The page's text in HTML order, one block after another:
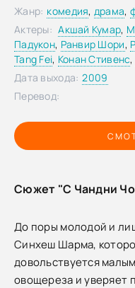
Жанр: комедия, драма,
Актеры: Акшай Кумар,
Падукон, Ранвир Шори,
Tang Fei, Конан Стивенс,
Дата выхода: 2009
Перевод:
Сюжет "С Чандни
До поры молодой и
Синхеш Шарма,
довольствуется
овощереза и уверяет